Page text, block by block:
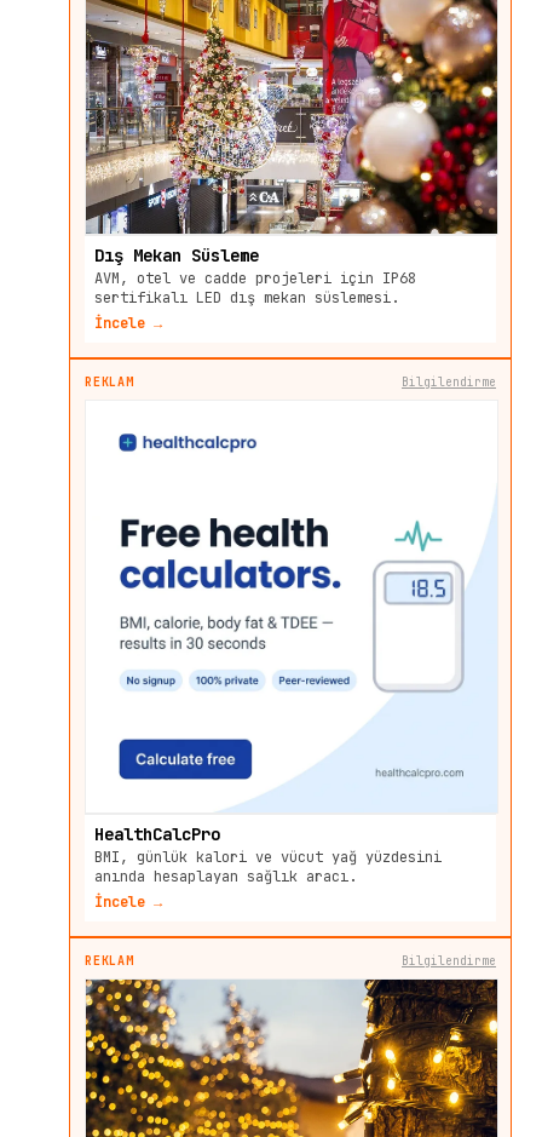
Dış Mekan Süsleme
AVM, otel ve cadde projeleri için IP68
sertifikalı LED dış mekan süslemesi.
İncele →
REKLAM Bilgilendirme
HealthCalcPro
BMI, günlük kalori ve vücut yağ yüzdesini
anında hesaplayan sağlık aracı.
İncele →
REKLAM Bilgilendirme